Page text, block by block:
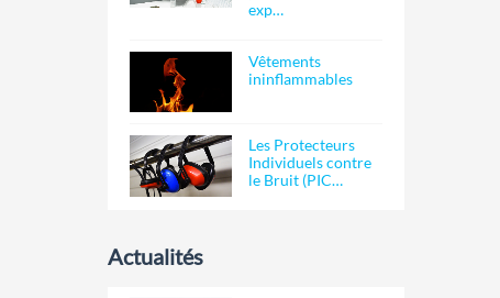
exp…
Vêtements
ininflammables
Les Protecteurs
Individuels contre
le Bruit (PIC…
Actualités